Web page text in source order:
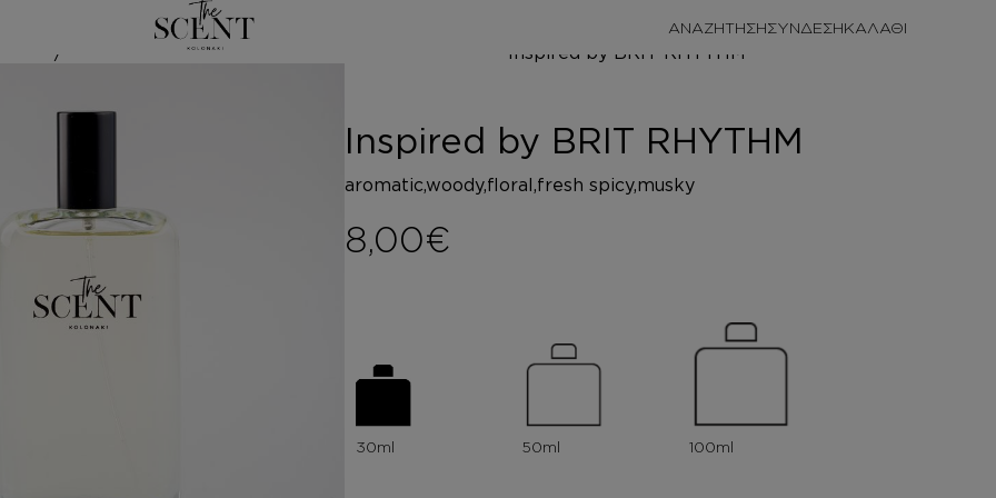
ΑΝΑΖΗΤΗΣΗΣΥΝΔΕΣΗ
by BRIT RHYTHM
Inspired by BRIT RHYTHM
aromatic,woody,floral,fresh spicy,musky
8,00€